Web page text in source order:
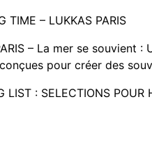
TIME – LUKKAS PARIS
– La mer se souvient :
pour créer des
LIST : SELECTIONS POUR